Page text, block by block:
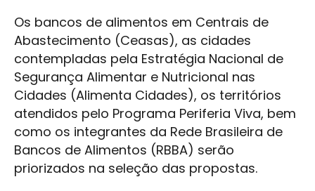
Os bancos de alimentos em Centrais de
Abastecimento (Ceasas), as cidades
contempladas pela Estratégia Nacional de
Segurança Alimentar e Nutricional nas
Cidades (Alimenta Cidades), os territórios
atendidos pelo Programa Periferia Viva, bem
como os integrantes da Rede Brasileira de
Bancos de Alimentos (RBBA) serão
priorizados na seleção das propostas.